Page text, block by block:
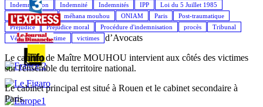
Indemnisation
Indemnité Indemnités IPP
Loi du 5 Juillet 1985
Maître Mouhou
méhana mouhou ONIAM Paris
Post-traumatique
Préjudice
Préjudice moral Procédure d'indemnisation procès
Tribunal
Véhicule
Victime victimes
d’Avocats
Le cabinet de Maître MOUHOU intervient aux côtés des victimes
sur l'ensemble du territoire national.
Le cabinet principal est situé à Rouen et le cabinet secondaire à
Paris.